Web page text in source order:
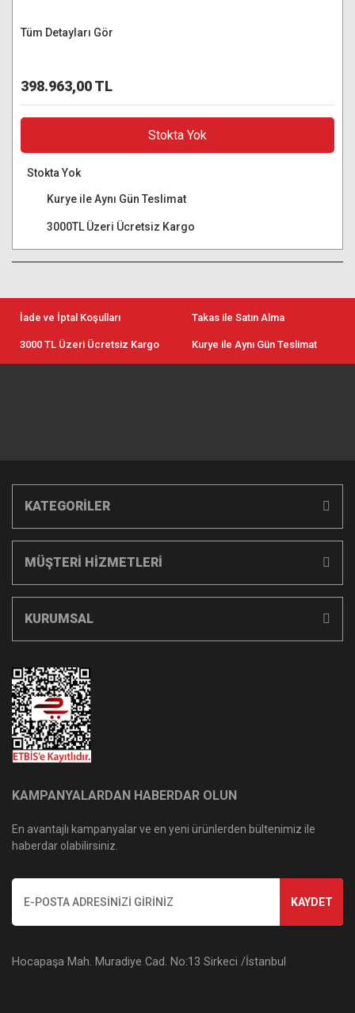
Tüm Detayları Gör
398.963,00 TL
Stokta Yok
Stokta Yok
Kurye ile Aynı Gün Teslimat
3000TL Üzeri Ücretsiz Kargo
İade ve İptal Koşulları Takas ile Satın Alma
3000 TL Üzeri Ücretsiz Kargo Kurye ile Aynı Gün Teslimat
KATEGORİLER
MÜŞTERİ HİZMETLERİ
KURUMSAL
KAMPANYALARDAN HABERDAR OLUN
En avantajlı kampanyalar ve en yeni ürünlerden bültenimiz ile
haberdar olabilirsiniz.
KAYDET
Hocapaşa Mah. Muradiye Cad. No:13 Sirkeci /İstanbul